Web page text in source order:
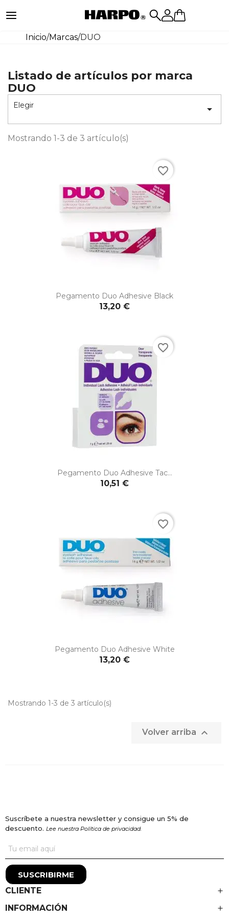
Inicio/Marcas/DUO
Listado de artículos por marca
DUO
Elegir 
Mostrando 1-3 de 3 artículo(s)
Pegamento Duo Adhesive Black
13,20 €
favorite_border
Pegamento Duo Adhesive Tac...
10,51 €
favorite_border
Pegamento Duo Adhesive White
13,20 €
favorite_border
Mostrando 1-3 de 3 artículo(s)
Volver arriba 
Suscríbete a nuestra newsletter y consigue un 5% de
descuento. Lee nuestra Política de privacidad.
SUSCRIBIRME
CLIENTE
INFORMACIÓN